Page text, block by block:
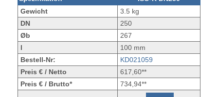
Gewicht
3.5 kg
DN
250
Øb
267
l
100 mm
Bestell-Nr:
KD021059
Preis € / Netto
617,60**
Preis € / Brutto*
734,94**